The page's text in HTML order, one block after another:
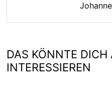
DAS KÖNNTE DICH
INTERESSIEREN